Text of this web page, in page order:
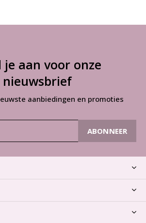
je aan voor onze
nieuwsbrief
aanbiedingen en promoties
ABONNEER